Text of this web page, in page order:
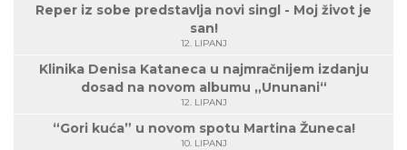
Reper iz sobe predstavlja novi singl - Moj život je
san!
12. LIPANJ
Klinika Denisa Kataneca u najmračnijem izdanju
dosad na novom albumu „Ununani“
12. LIPANJ
“Gori kuća” u novom spotu Martina Žuneca!
10. LIPANJ